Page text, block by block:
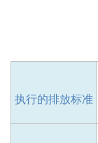
执行的排放标准